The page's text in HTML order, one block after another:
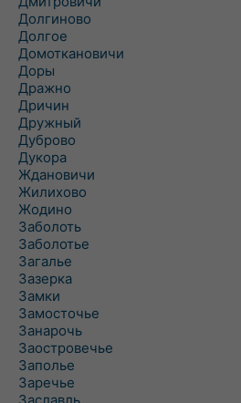
Долгиново
Долгое
Домоткановичи
Доры
Дражно
Дричин
Дружный
Дуброво
Дукора
Ждановичи
Жилихово
Жодино
Заболоть
Заболотье
Загалье
Зазерка
Замки
Замосточье
Занарочь
Заостровечье
Заполье
Заречье